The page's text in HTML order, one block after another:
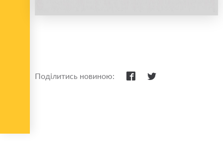
Поділитись новиною: